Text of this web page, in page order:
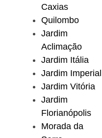
Caxias
Quilombo
Jardim
Aclimação
Jardim Itália
Jardim Imperial
Jardim Vitória
Jardim
Florianópolis
Morada da